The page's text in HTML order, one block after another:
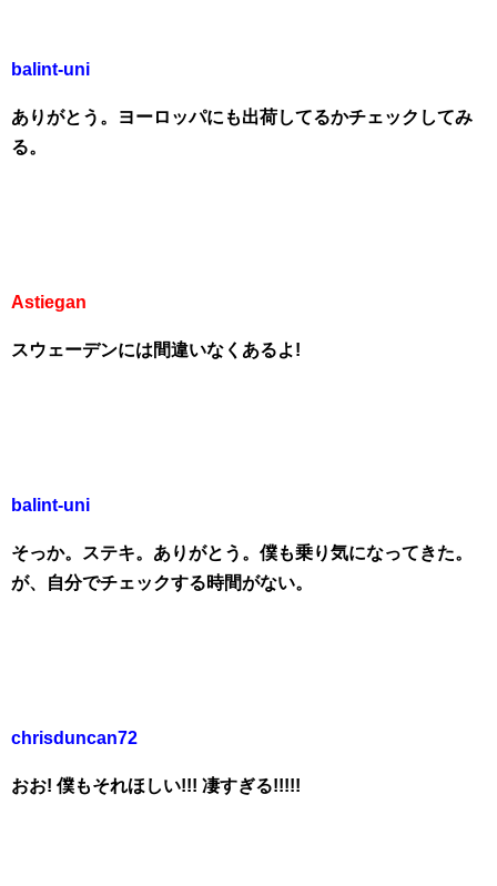
balint-uni
ありがとう。ヨーロッパにも出荷してるかチェックしてみ
る。
Astiegan
スウェーデンには間違いなくあるよ!
balint-uni
そっか。ステキ。ありがとう。僕も乗り気になってきた。
が、自分でチェックする時間がない。
chrisduncan72
おお! 僕もそれほしい!!! 凄すぎる!!!!!